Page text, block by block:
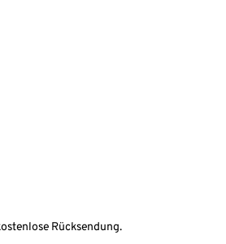
Rücksendung.